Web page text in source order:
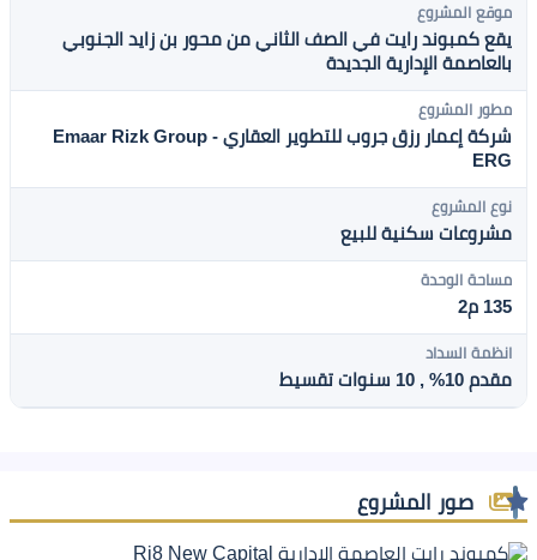
موقع المشروع
يقع كمبوند رايت في الصف الثاني من محور بن زايد الجنوبي
بالعاصمة الإدارية الجديدة
مطور المشروع
شركة إعمار رزق جروب للتطوير العقاري - Emaar Rizk Group
ERG
نوع المشروع
مشروعات سكنية للبيع
مساحة الوحدة
135 م2
انظمة السداد
مقدم 10% , 10 سنوات تقسيط
صور المشروع